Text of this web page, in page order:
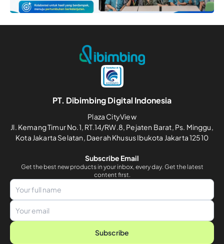
PT. Dibimbing Digital Indonesia
Plaza CityView
Jl. Kemang Timur No.1, RT.14/RW.8, Pejaten Barat, Ps. Minggu,
Kota Jakarta Selatan, Daerah Khusus Ibukota Jakarta 12510
Subscribe Email
Get the best new products in your inbox, every day. Get the latest
content first.
Subscribe